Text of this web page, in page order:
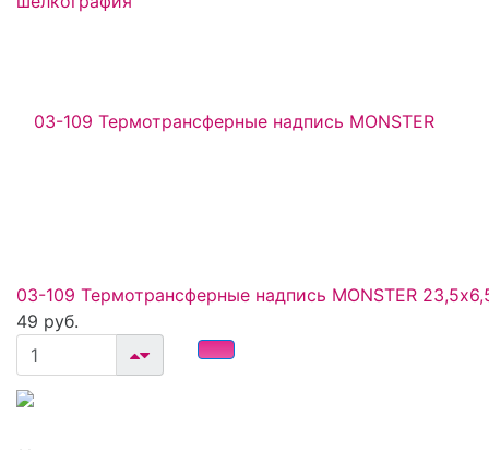
03-109 Термотрансферные надпись MONSTER
49 руб.